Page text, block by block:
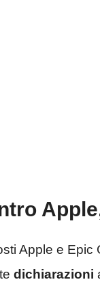
Apple e
dichiarazioni